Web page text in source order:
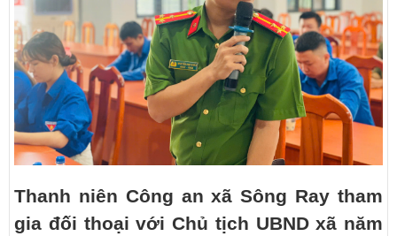
Thanh niên Công an xã Sông Ray tham
gia đối thoại với Chủ tịch UBND xã năm